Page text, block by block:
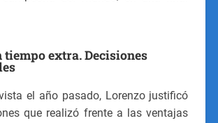
tiempo extra. Decisiones
el año pasado, Lorenzo justificó
que realizó frente a las ventajas